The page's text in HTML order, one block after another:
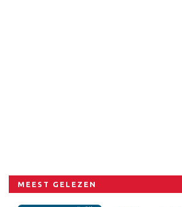
MEEST GELEZEN